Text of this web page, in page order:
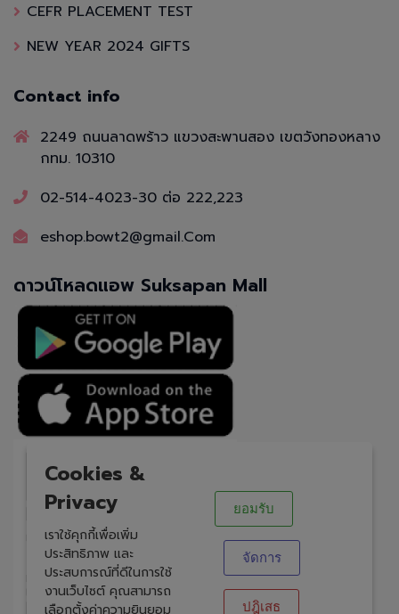
CEFR PLACEMENT TEST
NEW YEAR 2024 GIFTS
Contact info
2249 ถนนลาดพร้าว แขวงสะพานสอง เขตวังทองหลาง
กทม. 10310
02-514-4023-30 ต่อ 222,223
eshop.bowt2@gmail.Com
ดาวน์โหลดแอพ Suksapan Mall
Cookies &
Privacy
เราใช้คุกกี้เพื่อเพิ่ม
ประสิทธิภาพ และ
ประสบการณ์ที่ดีในการใช้
งานเว็บไซต์ คุณสามารถ
เลือกตั้งค่าความยินยอม
ยอมรับ
จัดการ
ปฎิเสธ